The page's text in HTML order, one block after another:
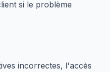
si le problème
incorrectes, l'accès